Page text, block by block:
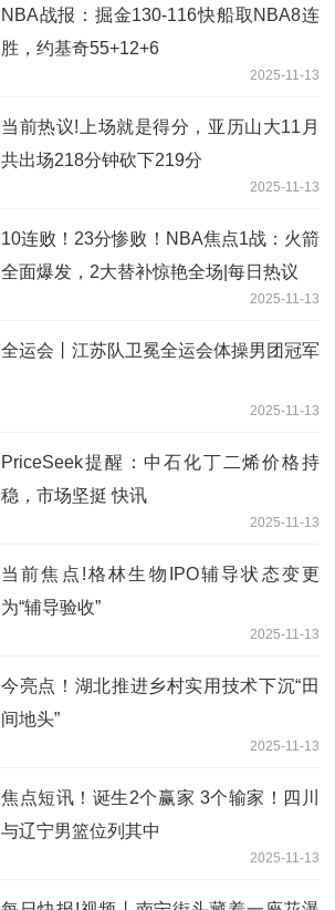
NBA战报：掘金130-116快船取NBA8连
胜，约基奇55+12+6
2025-11-13
当前热议!上场就是得分，亚历山大11月
共出场218分钟砍下219分
2025-11-13
10连败！23分惨败！NBA焦点1战：火箭
全面爆发，2大替补惊艳全场|每日热议
2025-11-13
全运会丨江苏队卫冕全运会体操男团冠军
2025-11-13
PriceSeek提醒：中石化丁二烯价格持
稳，市场坚挺 快讯
2025-11-13
当前焦点!格林生物IPO辅导状态变更
为“辅导验收”
2025-11-13
今亮点！湖北推进乡村实用技术下沉“田
间地头”
2025-11-13
焦点短讯！诞生2个赢家 3个输家！四川
与辽宁男篮位列其中
2025-11-13